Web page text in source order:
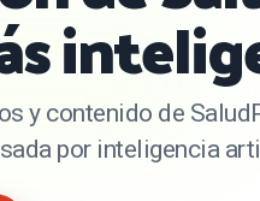
y contenido de
por inteligencia